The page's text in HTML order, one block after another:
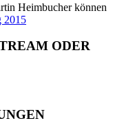
Heimbucher können
2015
ODER